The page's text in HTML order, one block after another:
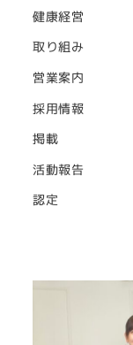
健康経営
取り組み
営業案内
採用情報
掲載
活動報告
認定